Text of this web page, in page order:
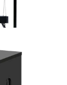
SNOW SET
Forest SET